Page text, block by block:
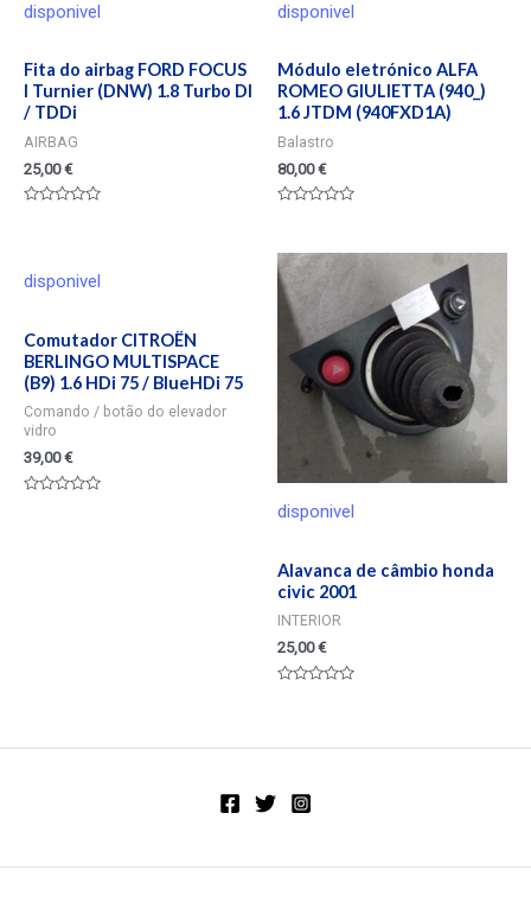
disponivel
Fita do airbag FORD FOCUS
I Turnier (DNW) 1.8 Turbo DI
/ TDDi
AIRBAG
25,00€
5
disponivel
Módulo eletrónico ALFA
ROMEO GIULIETTA (940_)
1.6 JTDM (940FXD1A)
Balastro
80,00€
de
5
disponivel
Comutador CITROËN
BERLINGO MULTISPACE
(B9) 1.6 HDi 75 / BlueHDi 75
Comando / botão do elevador
vidro
39,00€
disponivel
Alavanca de câmbio honda
civic 2001
INTERIOR
25,00€
5